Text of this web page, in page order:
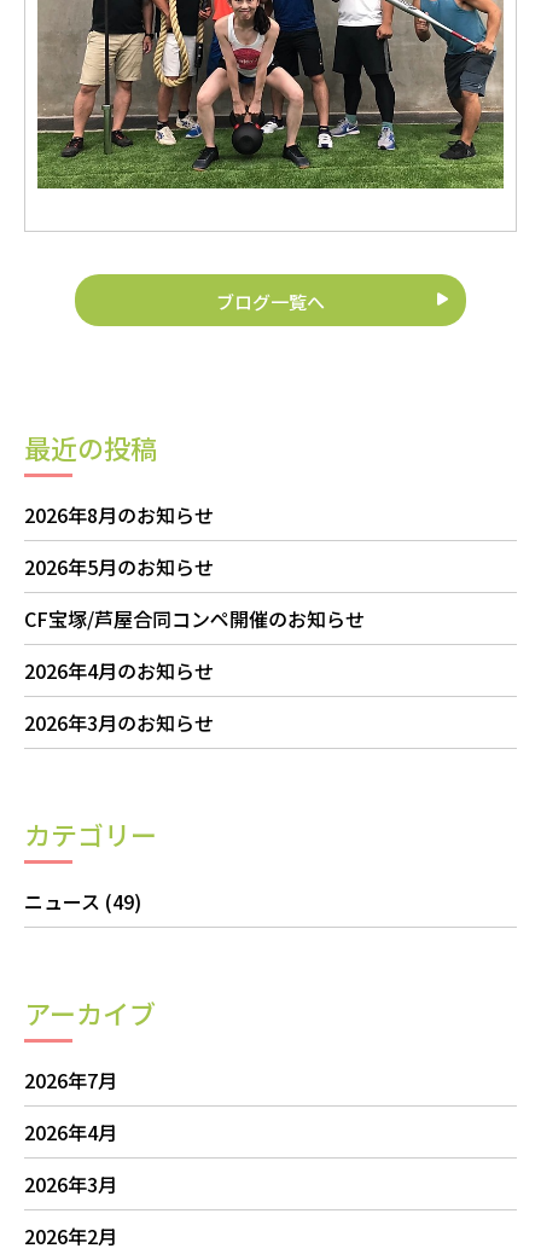
ブログ一覧へ
最近の投稿
2026年8月のお知らせ
2026年5月のお知らせ
CF宝塚/芦屋合同コンペ開催のお知らせ
2026年4月のお知らせ
2026年3月のお知らせ
カテゴリー
ニュース (49)
アーカイブ
2026年7月
2026年4月
2026年3月
2026年2月